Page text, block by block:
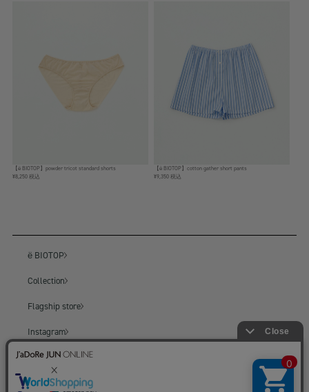
【ё BIOTOP】powder tricot standard shorts
¥8,250 税込
【ё BIOTOP】cotton gather short pants
¥9,350 税込
ё BIOTOP
Collection
Flagship store
Instagram
BIOTOP
BIOTOP ONLINE